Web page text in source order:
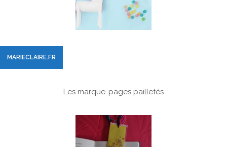
MARIECLAIRE.FR
Les marque-pages pailletés